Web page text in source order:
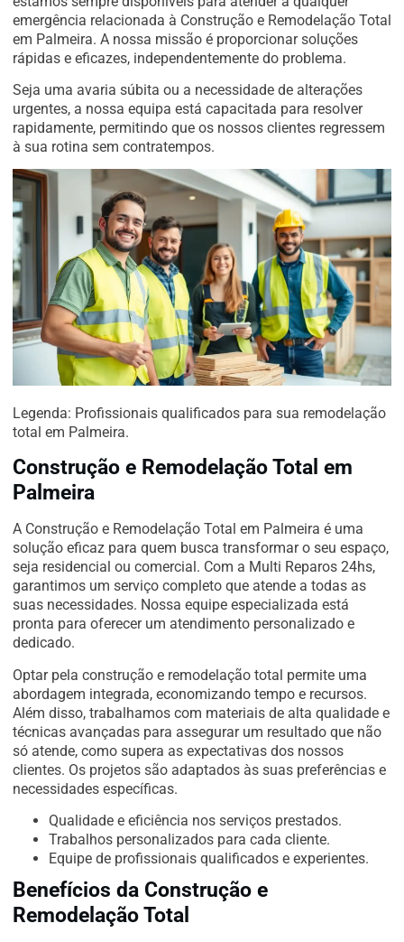
emergência relacionada à Construção e Remodelação Total
em Palmeira. A nossa missão é proporcionar soluções
rápidas e eficazes, independentemente do problema.
Seja uma avaria súbita ou a necessidade de alterações
urgentes, a nossa equipa está capacitada para resolver
rapidamente, permitindo que os nossos clientes regressem
à sua rotina sem contratempos.
Legenda: Profissionais qualificados para sua remodelação
total em Palmeira.
Construção e Remodelação Total em
Palmeira
A Construção e Remodelação Total em Palmeira é uma
solução eficaz para quem busca transformar o seu espaço,
seja residencial ou comercial. Com a Multi Reparos 24hs,
garantimos um serviço completo que atende a todas as
suas necessidades. Nossa equipe especializada está
pronta para oferecer um atendimento personalizado e
dedicado.
Optar pela construção e remodelação total permite uma
abordagem integrada, economizando tempo e recursos.
Além disso, trabalhamos com materiais de alta qualidade e
técnicas avançadas para assegurar um resultado que não
só atende, como supera as expectativas dos nossos
clientes. Os projetos são adaptados às suas preferências e
necessidades específicas.
Qualidade e eficiência nos serviços prestados.
Trabalhos personalizados para cada cliente.
Equipe de profissionais qualificados e experientes.
Benefícios da Construção e
Remodelação Total